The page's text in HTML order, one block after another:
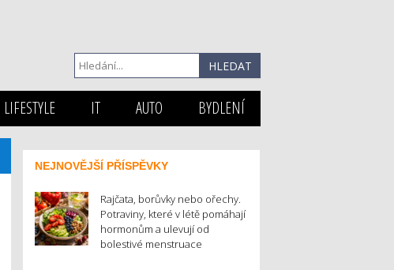
LIFESTYLE IT AUTO BYDLENÍ
NEJNOVĚJŠÍ PŘÍSPĚVKY
Rajčata, borůvky nebo ořechy.
Potraviny, které v létě pomáhají
hormonům a ulevují od
bolestivé menstruace